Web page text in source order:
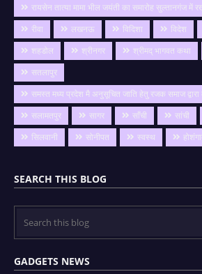
रायसेन तात्या मामा भील जयंती का समारोह सुल्तानगंज में
रीवा
लखनऊ विदिशा विदेश
शहडोल
श्रीनगर श्रीमद् भागवत कथा
सतलापुर
समस्त मध्य प्रदेश मै अनुसूचित जाति हेतु रजक समाज द्वारा
सलामतपुर
सागर साँची सांची
सिलवानी
सोनीपत स्वस्थ
SEARCH THIS BLOG
GADGETS NEWS